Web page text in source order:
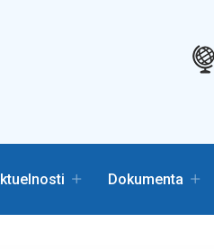
Dokumenta